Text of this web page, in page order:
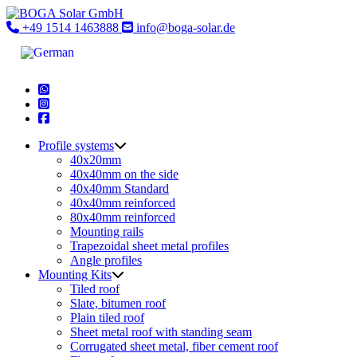
Skip
to +49 1514 1463888 info@boga-solar.de
Profile systems
40x20mm
40x40mm on the side
40x40mm Standard
40x40mm reinforced
80x40mm reinforced
Mounting rails
Trapezoidal sheet metal profiles
Angle profiles
Mounting Kits
Tiled roof
Slate, bitumen roof
Plain tiled roof
Sheet metal roof with standing seam
Corrugated sheet metal, fiber cement roof